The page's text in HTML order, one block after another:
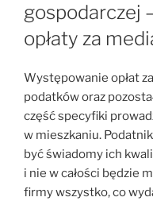
gospodarczej
opłaty za
Występowanie opłat
podatków oraz
część specyfiki
w mieszkaniu.
być świadomy ich
i nie w całości będzie
firmy wszystko, co